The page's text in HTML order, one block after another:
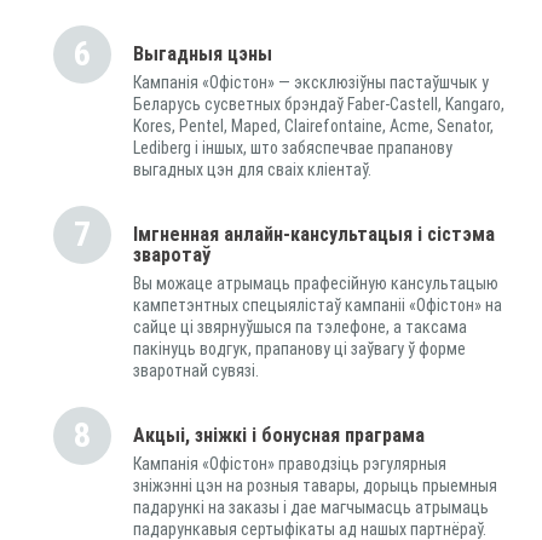
6 Выгадныя цэны
Кампанія «Офістон» — эксклюзіўны пастаўшчык у
Беларусь сусветных брэндаў Faber-Castell, Kangaro,
Kores, Pentel, Maped, Clairefontaine, Acme, Senator,
Lediberg і іншых, што забяспечвае прапанову
выгадных цэн для сваіх кліентаў.
7
Імгненная анлайн-кансультацыя і сістэма
зваротаў
Вы можаце атрымаць прафесійную кансультацыю
кампетэнтных спецыялістаў кампаніі «Офістон» на
сайце ці звярнуўшыся па тэлефоне, а таксама
пакінуць водгук, прапанову ці заўвагу ў форме
зваротнай сувязі.
8 Акцыі, зніжкі і бонусная праграма
Кампанія «Офістон» праводзіць рэгулярныя
зніжэнні цэн на розныя тавары, дорыць прыемныя
падарункі на заказы і дае магчымасць атрымаць
падарункавыя сертыфікаты ад нашых партнёраў.